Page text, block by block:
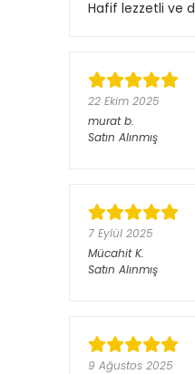
Hafif lezzetli ve
22 Ekim 2025
murat b.
Satın Alınmış
7 Eylül 2025
MücahitK.
Satın Alınmış
9 Ağustos 2025